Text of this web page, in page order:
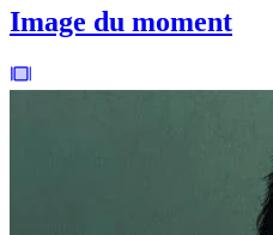
Image du moment